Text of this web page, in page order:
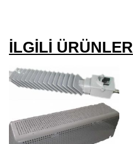
İLGILI ÜRÜNLER